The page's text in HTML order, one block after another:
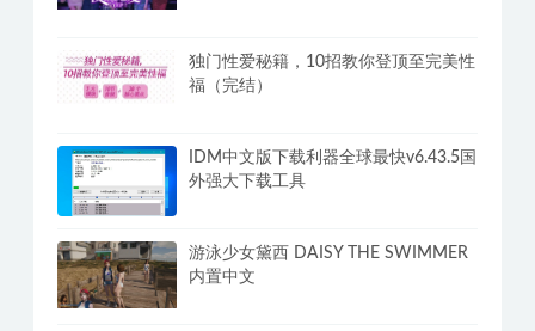
独门性爱秘籍，10招教你登顶至完美性
福（完结）
IDM中文版下载利器全球最快v6.43.5国
外强大下载工具
游泳少女黛西 DAISY THE SWIMMER
内置中文